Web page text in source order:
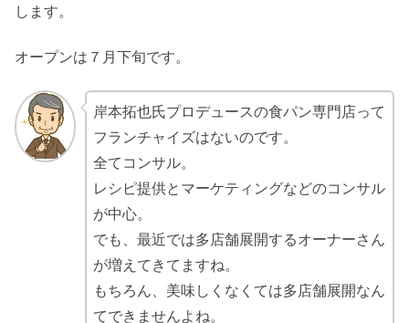
します。
オープンは７月下旬です。
岸本拓也氏プロデュースの食パン専門店って
フランチャイズはないのです。
全てコンサル。
レシピ提供とマーケティングなどのコンサル
が中心。
でも、最近では多店舗展開するオーナーさん
が増えてきてますね。
もちろん、美味しくなくては多店舗展開なん
てできませんよね。